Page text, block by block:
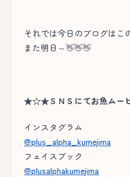
それでは今日のブログはこ
また明日～👋👋👋
★☆★ＳＮＳにてお魚ム
インスタグラム
@plus_alpha_kumejima
フェイスブック
@plusalphakumejima